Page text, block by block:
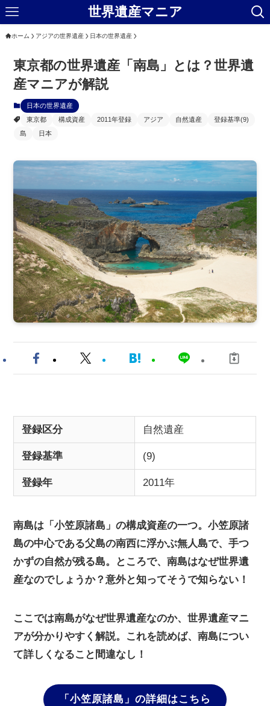
世界遺産マニア
ホーム アジアの世界遺産 日本の世界遺産
東京都の世界遺産「南島」とは？世界遺
産マニアが解説
日本の世界遺産
東京都
構成資産 2011年登録 アジア 自然遺産
登録基準(9)
島
日本
登録区分 自然遺産
登録基準 (9)
登録年 2011年
南島は「小笠原諸島」の構成資産の一つ。小笠原諸
島の中心である父島の南西に浮かぶ無人島で、手つ
かずの自然が残る島。ところで、南島はなぜ世界遺
産なのでしょうか？意外と知ってそうで知らない！
ここでは南島がなぜ世界遺産なのか、世界遺産マニ
アが分かりやすく解説。これを読めば、南島につい
て詳しくなること間違なし！
「小笠原諸島」 の詳細はこちら